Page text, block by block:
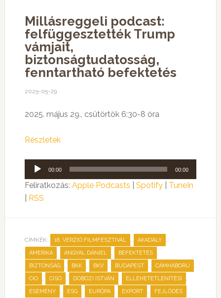
Millásreggeli podcast:
felfüggesztették Trump
vámjait,
biztonságtudatosság,
fenntartható befektetés
2025-05-29
2025. május 29., csütörtök 6:30-8 óra
Részletek
Audió
lejátszó
00:00 00:00
Feliratkozás: Apple Podcasts Spotify| TuneIn
RSS
CÍMKÉK: 16. VERZIÓ FILMFESZTIVÁL , AKADÁLY ,
AMERIKA , ANGYAL DÁNIEL , BEFEKTETÉS ,
BIZTONSÁG , BKK , BKV , BUDAPEST , CÁMHÁBORÚ ,
CIO , CISO , DOBOZI ISTVÁN , ELLEHETETLENÍTÉSI ,
ESEMÉNY , ESG , EURÓPA , EXPORT , FEJLŐDÉS ,